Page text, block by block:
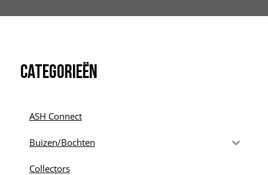
Categorieën
ASH Connect
Buizen/Bochten
Collectors